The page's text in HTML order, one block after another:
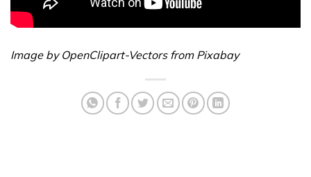
Image by OpenClipart-Vectors from Pixabay